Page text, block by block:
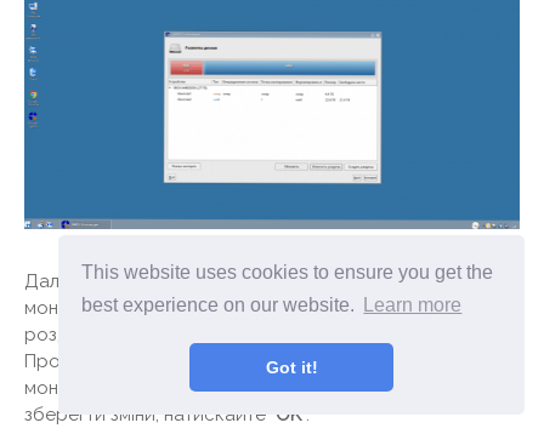
This website uses cookies to ensure you get the
best experience on our website.
Learn more
Got it!
Далі відформатуємо розділи і поставимо крапки
монтування. Почнемо знову з корневного (визначити які
розділи ви створювали можете за їх розміром).
Просто натисніть на нього 2 рази. В якості точки
монтування виберіть“/”і форматуйте як"Ext4"
зберегти зміни, натискайте "OK" :